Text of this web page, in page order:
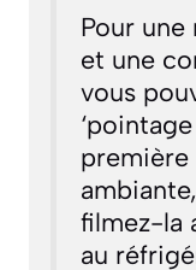
Pour
et une
vous
première
filmez-la
au